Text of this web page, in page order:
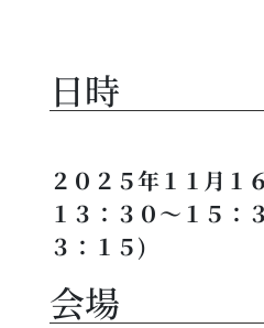
日時
２０２５年１１月１
１３：３０～１５
３：１５)
会場